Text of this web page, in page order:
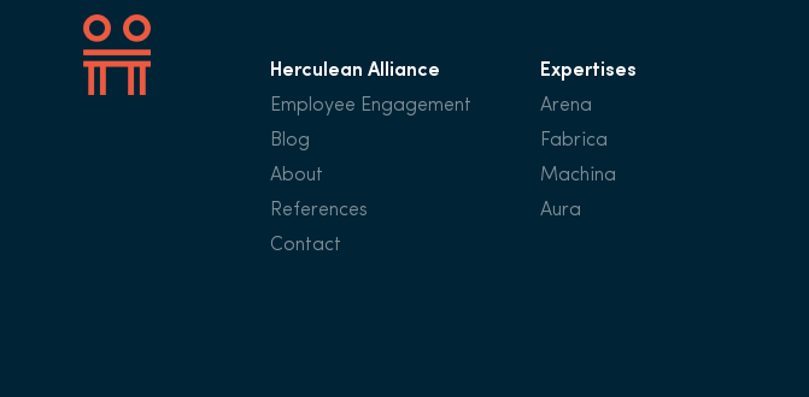
Herculean Alliance
Employee Engagement
Blog
About
References
Contact
Expertises
Arena
Fabrica
Machina
Aura